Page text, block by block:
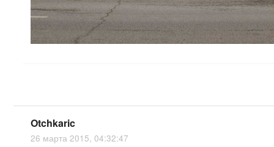
Otchkaric
26 марта 2015, 04:32:47